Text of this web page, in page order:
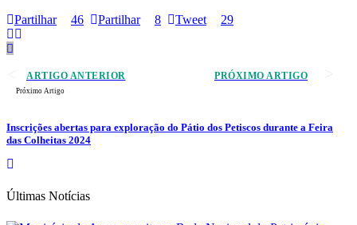
Partilhar
46 Partilhar 8 Tweet 29
ARTIGO ANTERIOR PRÓXIMO ARTIGO
Próximo Artigo
Inscrições abertas para exploração do Pátio dos Petiscos durante a Feira
das Colheitas 2024
Últimas Notícias